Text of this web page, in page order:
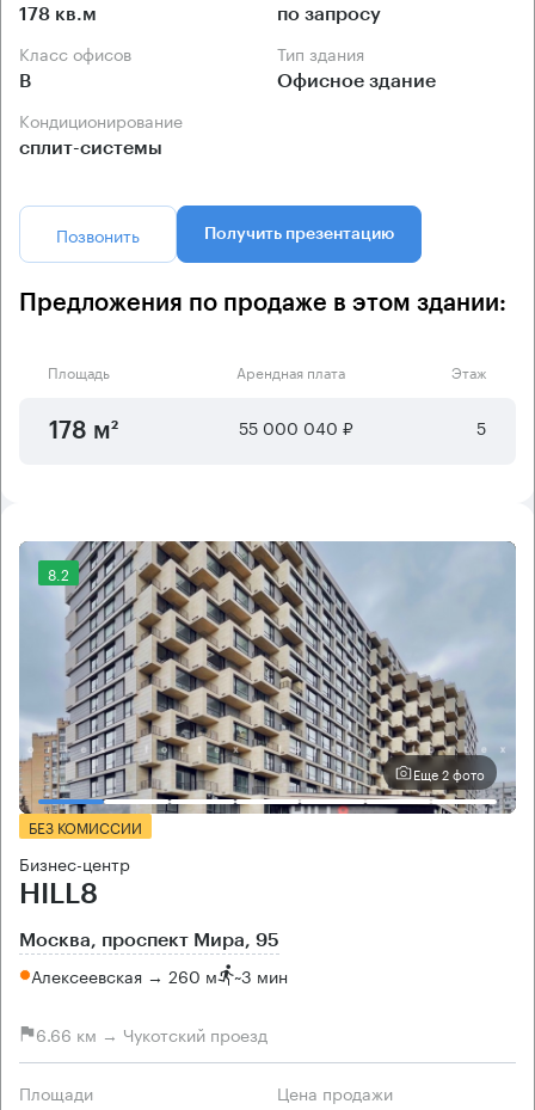
178 кв.м по запросу
Класс офисов
B
Тип здания
Офисное здание
Кондиционирование
сплит-системы
Позвонить Получить презентацию
Предложения по продаже в этом здании:
Площадь Арендная плата Этаж
178 м² 55 000 040 ₽ 5
8.2
Еще 2 фото
БЕЗ КОМИССИИ
Бизнес-центр
HILL8
Москва, проспект Мира, 95
Алексеевская → 260 м ~3 мин
6.66 км → Чукотский проезд
Площади Цена продажи